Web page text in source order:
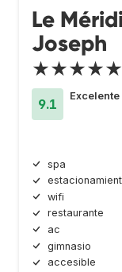
Le
Joseph
★★★★★
9.1
Excelente
spa
wifi
restaurante
ac
gimnasio
accesible